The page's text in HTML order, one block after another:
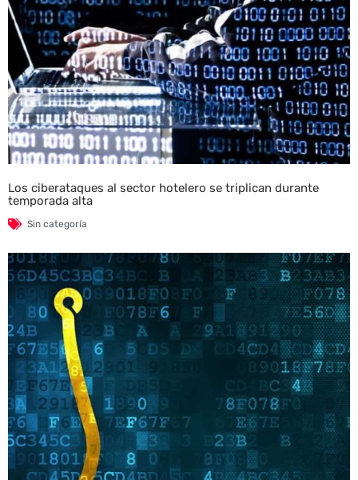
Los ciberataques al sector hotelero se triplican durante
temporada alta
Sin categoría